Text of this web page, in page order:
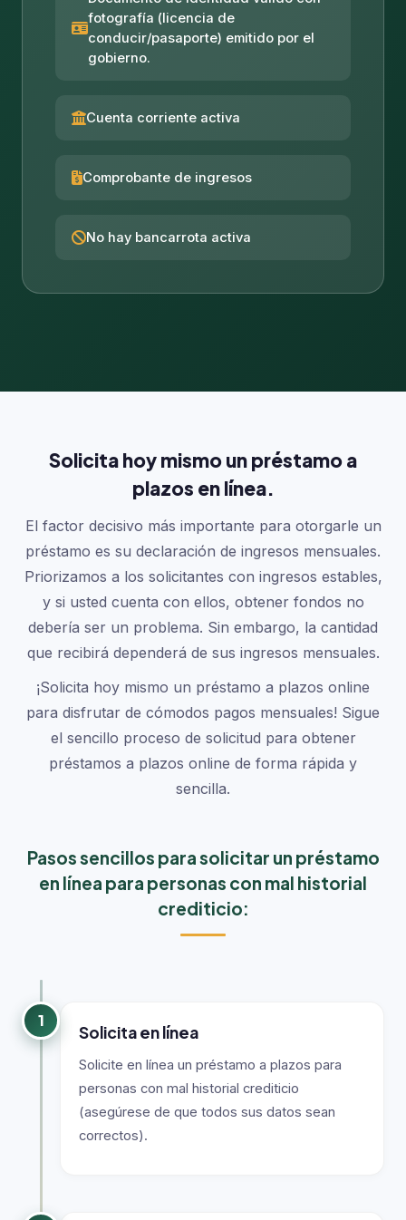
fotografía (licencia de
conducir/pasaporte) emitido por el
gobierno.
Cuenta corriente activa
Comprobante de ingresos
No hay bancarrota activa
Solicita hoy mismo un préstamo a
plazos en línea.
El factor decisivo más importante para otorgarle un
préstamo es su declaración de ingresos mensuales.
Priorizamos a los solicitantes con ingresos estables,
y si usted cuenta con ellos, obtener fondos no
debería ser un problema. Sin embargo, la cantidad
que recibirá dependerá de sus ingresos mensuales.
¡Solicita hoy mismo un préstamo a plazos online
para disfrutar de cómodos pagos mensuales! Sigue
el sencillo proceso de solicitud para obtener
préstamos a plazos online de forma rápida y
sencilla.
Pasos sencillos para solicitar un préstamo
en línea para personas con mal historial
crediticio:
1
Solicita en línea
Solicite en línea un préstamo a plazos para
personas con mal historial crediticio
(asegúrese de que todos sus datos sean
correctos).